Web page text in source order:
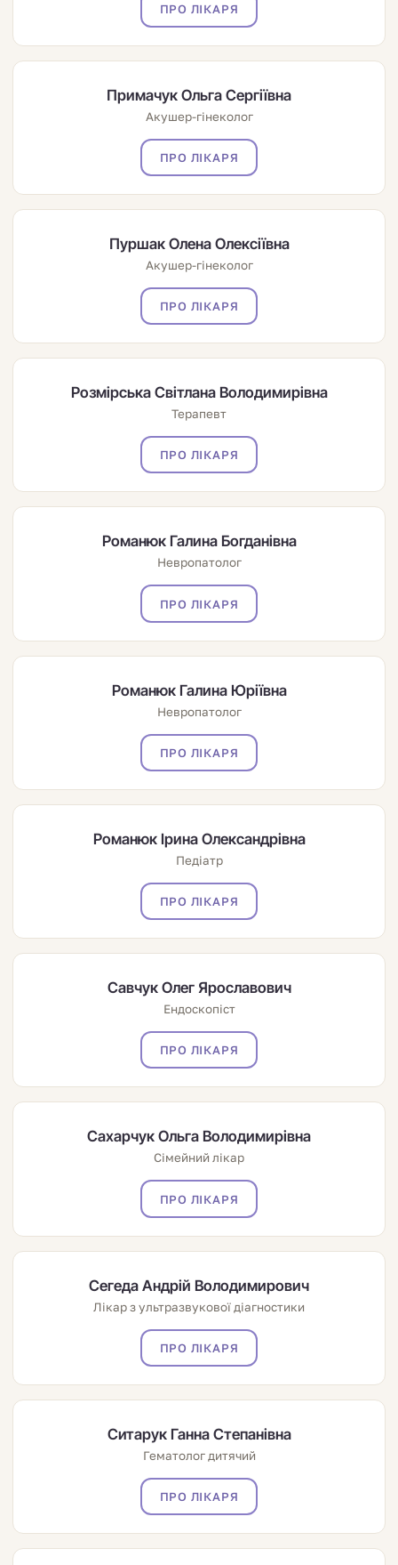
ПРО ЛІКАРЯ
Примачук Ольга Сергіївна
Акушер-гінеколог
ПРО ЛІКАРЯ
Пуршак Олена Олексіївна
Акушер-гінеколог
ПРО ЛІКАРЯ
Розмірська Світлана Володимирівна
Терапевт
ПРО ЛІКАРЯ
Романюк Галина Богданівна
Невропатолог
ПРО ЛІКАРЯ
Романюк Галина Юріївна
Невропатолог
ПРО ЛІКАРЯ
Романюк Ірина Олександрівна
Педіатр
ПРО ЛІКАРЯ
Савчук Олег Ярославович
Ендоскопіст
ПРО ЛІКАРЯ
Сахарчук Ольга Володимирівна
Сімейний лікар
ПРО ЛІКАРЯ
Сегеда Андрій Володимирович
Лікар з ультразвукової діагностики
ПРО ЛІКАРЯ
Ситарук Ганна Степанівна
Гематолог дитячий
ПРО ЛІКАРЯ